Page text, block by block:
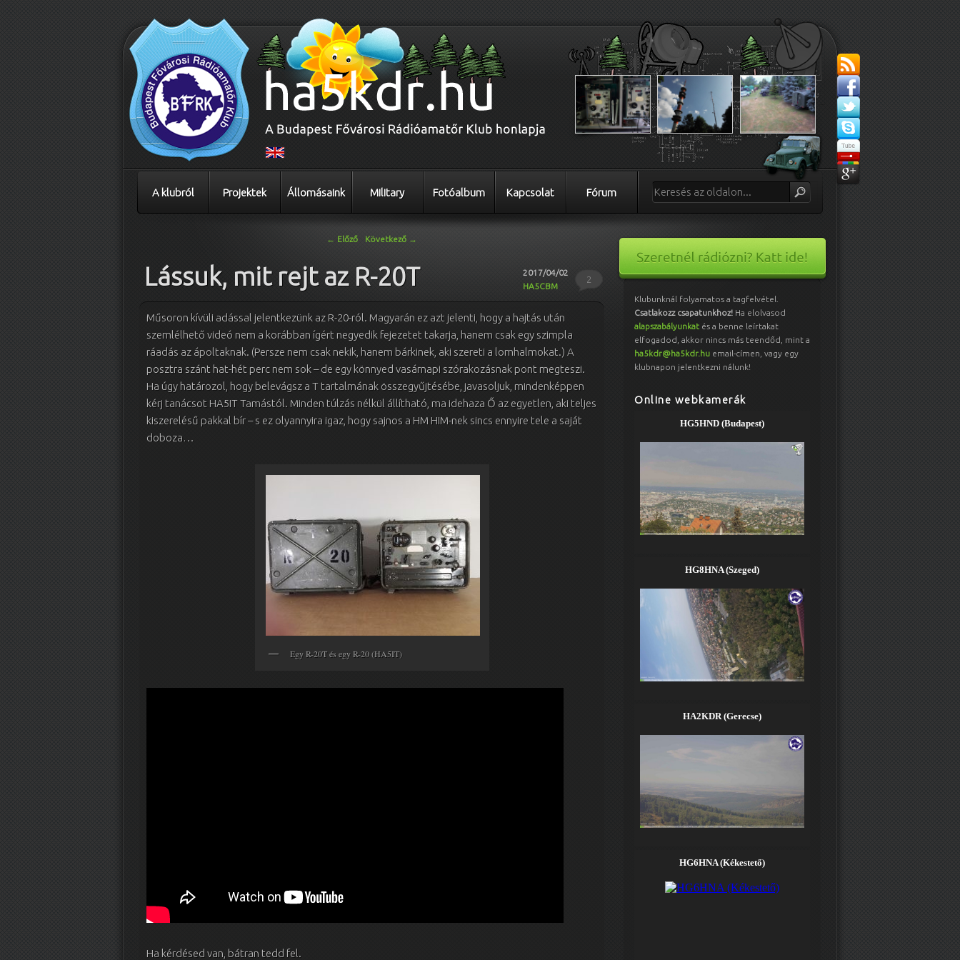
A klubról Projektek Állomásaink Military Fotóalbum Kapcsolat Fórum
← Előző Következő →
Lássuk, mit rejt az R-20T
2017/04/02
HA5CBM
2
Műsoron kívüli adással jelentkezünk az R-20-ról. Magyarán ez azt jelenti, hogy a hajtás után
szemlélhető videó nem a korábban ígért negyedik fejezetet takarja, hanem csak egy szimpla
ráadás az ápoltaknak. (Persze nem csak nekik, hanem bárkinek, aki szereti a lomhalmokat.) A
posztra szánt hat-hét perc nem sok – de egy könnyed vasárnapi szórakozásnak pont megteszi.
Ha úgy határozol, hogy belevágsz a T tartalmának összegyűjtésébe, javasoljuk, mindenképpen
kérj tanácsot HA5IT Tamástól. Minden túlzás nélkül állítható, ma idehaza Ő az egyetlen, aki teljes
kiszerelésű pakkal bír – s ez olyannyira igaz, hogy sajnos a HM HIM-nek sincs ennyire tele a saját
doboza…
Egy R-20T és egy R-20 (HA5IT)
Ha kérdésed van, bátran tedd fel.
Klubunknál folyamatos a tagfelvétel.
Csatlakozz csapatunkhoz! Ha elolvasod
alapszabályunkat és a benne leírtakat
elfogadod, akkor nincs más teendőd, mint a
ha5kdr@ha5kdr.hu email-címen, vagy egy
klubnapon jelentkezni nálunk!
Online webkamerák